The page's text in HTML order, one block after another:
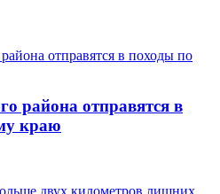
района отправятся в
краю